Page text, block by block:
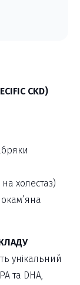
CKD)
холестаз)
унікальний
та DHA,